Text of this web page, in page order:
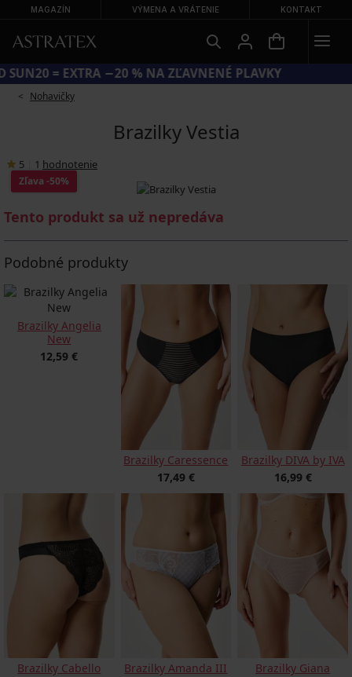
MAGAZÍN VÝMENA A VRÁTENIE KONTAKT
KÓD SUN20 = EXTRA −20 % NA ZĽAVNENÉ PLAVKY
Nohavičky
Brazilky Vestia
5 1 hodnotenie
Zľava -50%
Tento produkt sa už nepredáva
Podobné produkty
Brazilky Angelia
New
12,59 €
Brazilky Caressence
17,49 €
Brazilky DIVA by IVA
16,99 €
Brazilky Cabello
Brazilky Amanda III
Brazilky Giana